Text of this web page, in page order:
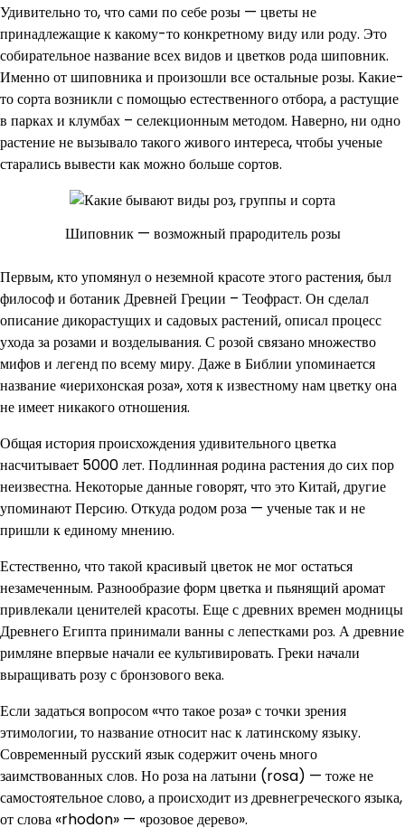
Удивительно то, что сами по себе розы — цветы не
принадлежащие к какому-то конкретному виду или роду. Это
собирательное название всех видов и цветков рода шиповник.
Именно от шиповника и произошли все остальные розы. Какие-
то сорта возникли с помощью естественного отбора, а растущие
в парках и клумбах – селекционным методом. Наверно, ни одно
растение не вызывало такого живого интереса, чтобы ученые
старались вывести как можно больше сортов.
Шиповник — возможный прародитель розы
Первым, кто упомянул о неземной красоте этого растения, был
философ и ботаник Древней Греции – Теофраст. Он сделал
описание дикорастущих и садовых растений, описал процесс
ухода за розами и возделывания. С розой связано множество
мифов и легенд по всему миру. Даже в Библии упоминается
название «иерихонская роза», хотя к известному нам цветку она
не имеет никакого отношения.
Общая история происхождения удивительного цветка
насчитывает 5000 лет. Подлинная родина растения до сих пор
неизвестна. Некоторые данные говорят, что это Китай, другие
упоминают Персию. Откуда родом роза — ученые так и не
пришли к единому мнению.
Естественно, что такой красивый цветок не мог остаться
незамеченным. Разнообразие форм цветка и пьянящий аромат
привлекали ценителей красоты. Еще с древних времен модницы
Древнего Египта принимали ванны с лепестками роз. А древние
римляне впервые начали ее культивировать. Греки начали
выращивать розу с бронзового века.
Если задаться вопросом «что такое роза» с точки зрения
этимологии, то название относит нас к латинскому языку.
Современный русский язык содержит очень много
заимствованных слов. Но роза на латыни (rosa) — тоже не
самостоятельное слово, а происходит из древнегреческого языка,
от слова «rhodon» — «розовое дерево».